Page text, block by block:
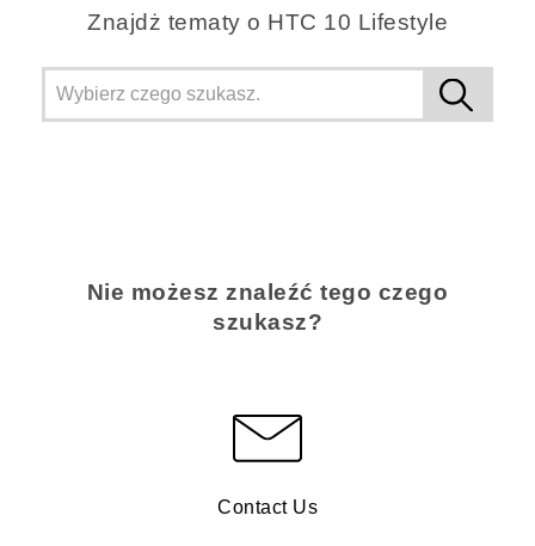
Znajdż tematy o HTC 10 Lifestyle
Nie możesz znaleźć tego czego
szukasz?
Contact Us